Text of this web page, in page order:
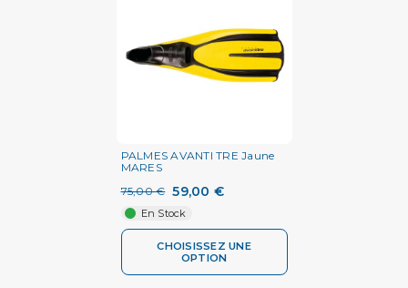
PALMES AVANTI TRE Jaune
MARES
75,00 € 59,00 €
En Stock
CHOISISSEZ UNE
OPTION